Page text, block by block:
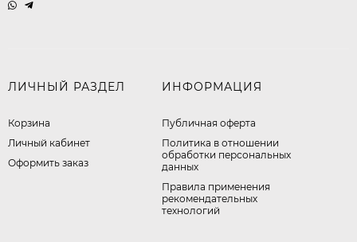
ЛИЧНЫЙ РАЗДЕЛ
Корзина
Личный кабинет
Оформить заказ
ИНФОРМАЦИЯ
Публичная оферта
​Политика в отношении
обработки персональных
данных
Правила применения
рекомендательных
технологий